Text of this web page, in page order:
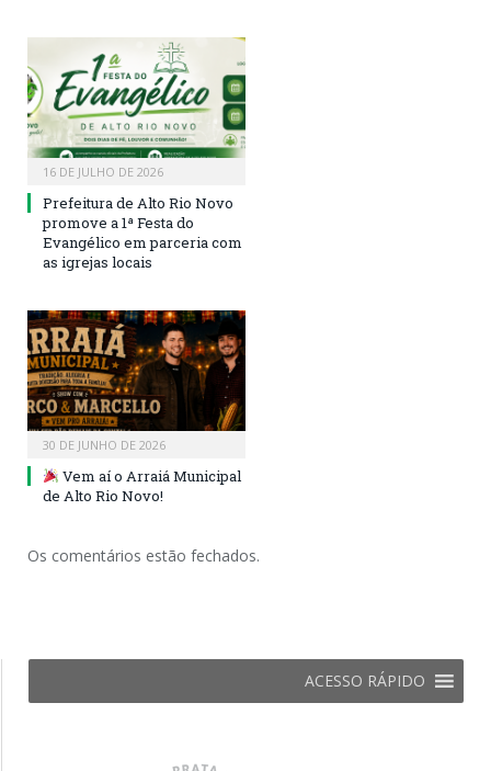
16 DE JULHO DE 2026
Prefeitura de Alto Rio Novo
promove a 1ª Festa do
Evangélico em parceria com
as igrejas locais
30 DE JUNHO DE 2026
Vem aí o Arraiá Municipal
de Alto Rio Novo!
Os comentários estão fechados.
ACESSO RÁPIDO